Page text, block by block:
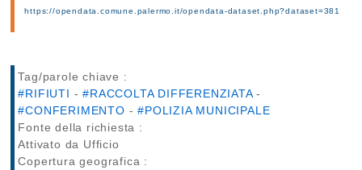
https://opendata.comune.palermo.it/opendata-dataset.php?dataset=381
Tag/parole chiave :
#RIFIUTI -#RACCOLTA DIFFERENZIATA-
#CONFERIMENTO -#POLIZIA MUNICIPALE
Fonte della richiesta :
Attivato da Ufficio
Copertura geografica :